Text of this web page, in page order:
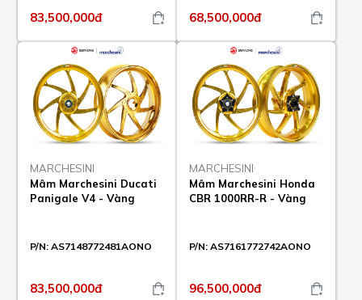
83,500,000đ 68,500,000đ
MARCHESINI
Mâm Marchesini Ducati
Panigale V4 - Vàng
P/N: AS7148772481AONO
83,500,000đ
MARCHESINI
Mâm Marchesini Honda
CBR 1000RR-R - Vàng
P/N: AS7161772742AONO
96,500,000đ